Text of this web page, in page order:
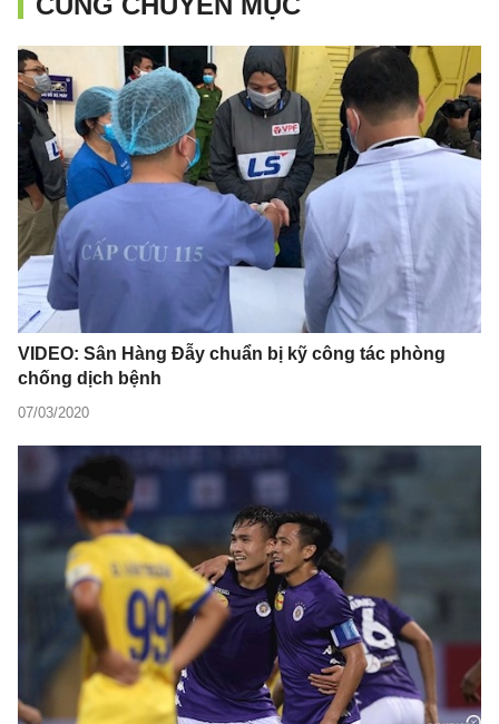
VIDEO: Sân Hàng Đẫy chuẩn bị kỹ công tác phòng
chống dịch bệnh
07/03/2020